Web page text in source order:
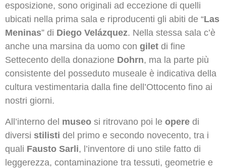
esposizione, sono originali ad eccezione di quelli
ubicati nella prima sala e riproducenti gli abiti de “Las
Meninas” di Diego Velázquez. Nella stessa sala c’è
anche una marsina da uomo con gilet di fine
Settecento della donazione Dohrn, ma la parte più
consistente del posseduto museale è indicativa della
cultura vestimentaria dalla fine dell’Ottocento fino ai
nostri giorni.
All’interno del museo si ritrovano poi le opere di
diversi stilisti del primo e secondo novecento, tra i
quali Fausto Sarli, l’inventore di uno stile fatto di
leggerezza, contaminazione tra tessuti, geometrie e